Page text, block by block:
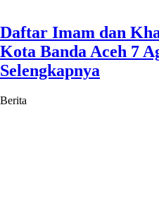
Daftar Imam dan
Kota Banda Aceh 7
Selengkapnya
Berita